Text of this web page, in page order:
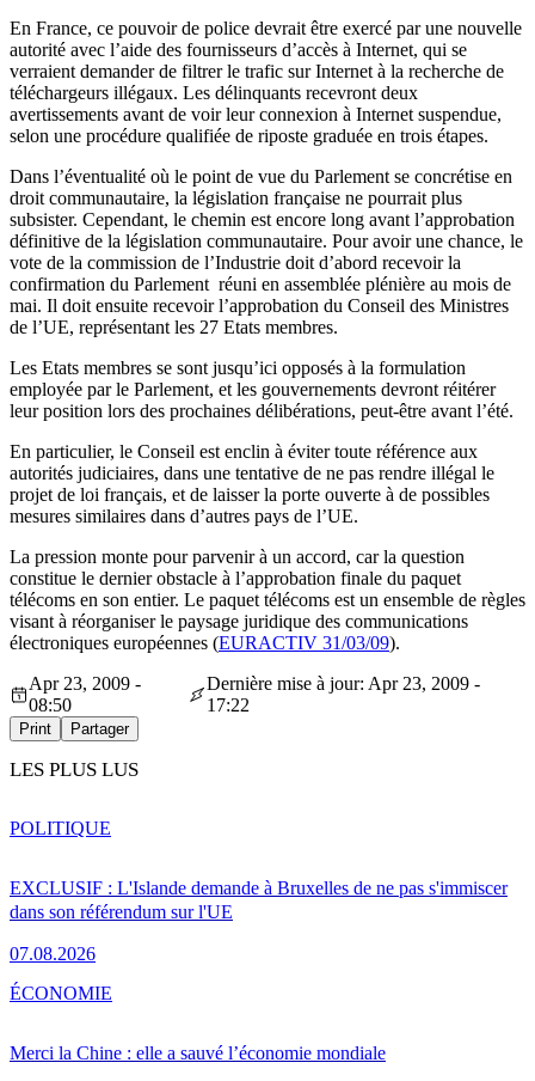
En France, ce pouvoir de police devrait être exercé par une nouvelle
autorité avec l’aide des fournisseurs d’accès à Internet, qui se
verraient demander de filtrer le trafic sur Internet à la recherche de
téléchargeurs illégaux. Les délinquants recevront deux
avertissements avant de voir leur connexion à Internet suspendue,
selon une procédure qualifiée de riposte graduée en trois étapes.
Dans l’éventualité où le point de vue du Parlement se concrétise en
droit communautaire, la législation française ne pourrait plus
subsister. Cependant, le chemin est encore long avant l’approbation
définitive de la législation communautaire. Pour avoir une chance, le
vote de la commission de l’Industrie doit d’abord recevoir la
confirmation du Parlement réuni en assemblée plénière au mois de
mai. Il doit ensuite recevoir l’approbation du Conseil des Ministres
de l’UE, représentant les 27 Etats membres.
Les Etats membres se sont jusqu’ici opposés à la formulation
employée par le Parlement, et les gouvernements devront réitérer
leur position lors des prochaines délibérations, peut-être avant l’été.
En particulier, le Conseil est enclin à éviter toute référence aux
autorités judiciaires, dans une tentative de ne pas rendre illégal le
projet de loi français, et de laisser la porte ouverte à de possibles
mesures similaires dans d’autres pays de l’UE.
La pression monte pour parvenir à un accord, car la question
constitue le dernier obstacle à l’approbation finale du paquet
télécoms en son entier. Le paquet télécoms est un ensemble de règles
visant à réorganiser le paysage juridique des communications
électroniques européennes (EURACTIV 31/03/09).
Apr 23, 2009 -
08:50
Dernière mise à jour: Apr 23, 2009 -
17:22
Print Partager
LES PLUS LUS
EXCLUSIF : L'Islande demande à Bruxelles de ne pas s'immiscer
dans son référendum sur l'UE
07.08.2026
POLITIQUE
Merci la Chine : elle a sauvé l’économie mondiale
ÉCONOMIE